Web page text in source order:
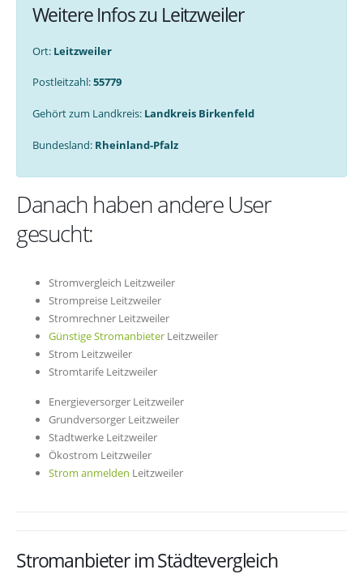
Weitere Infos zu Leitzweiler
Ort: Leitzweiler
Postleitzahl:55779
Gehört zum Landkreis: Landkreis Birkenfeld
Bundesland: Rheinland-Pfalz
Danach haben andere User
gesucht:
Stromvergleich Leitzweiler
Strompreise Leitzweiler
Stromrechner Leitzweiler
Günstige Stromanbieter Leitzweiler
Strom Leitzweiler
Stromtarife Leitzweiler
Energieversorger Leitzweiler
Grundversorger Leitzweiler
Stadtwerke Leitzweiler
Ökostrom Leitzweiler
Strom anmelden Leitzweiler
Stromanbieter im Städtevergleich